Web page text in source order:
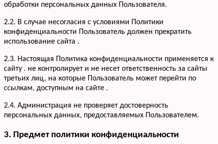
обработки персональных данных Пользователя.
2.2. В случае несогласия с условиями Политики
конфиденциальности Пользователь должен прекратить
использование сайта .
2.3. Настоящая Политика конфиденциальности применяется к
сайту . не контролирует и не несет ответственность за сайты
третьих лиц, на которые Пользователь может перейти по
ссылкам, доступным на сайте .
2.4. Администрация не проверяет достоверность
персональных данных, предоставляемых Пользователем.
3. Предмет политики конфиденциальности